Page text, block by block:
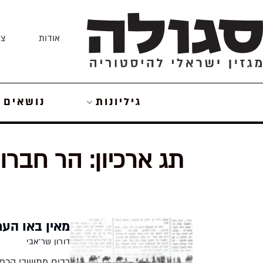
to
content
אודות
גיליונות נושאים
תג ארכיון: הר
מאין באו
דורון שר־אבי